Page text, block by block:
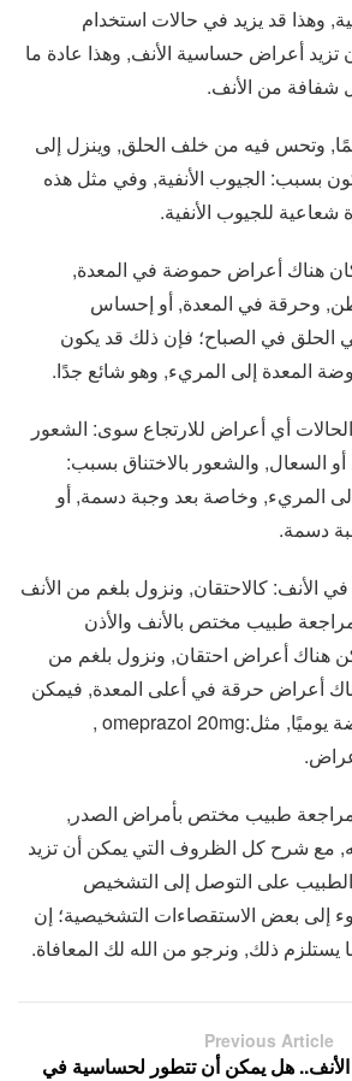
وهذا قد يزيد في حالات استخدام
أعراض حساسية الأنف, وهذا عادة ما
شفافة من الأنف.
وتحس فيه من خلف الحلق, وينزل إلى
بسبب: الجيوب الأنفية, وفي مثل هذه
شعاعية للجيوب الأنفية.
هناك أعراض حموضة في المعدة,
وحرقة في المعدة, أو إحساس
الحلق في الصباح؛ فإن ذلك قد يكون
المعدة إلى المريء, وهو شائع جدًا.
أي أعراض للارتجاع سوى: الشعور
السعال, والشعور بالاختناق بسبب:
المريء, وخاصة بعد وجبة دسمة, أو
دسمة.
الأنف: كالاحتقان, ونزول بلغم من الأنف
طبيب مختص بالأنف والأذن
هناك أعراض احتقان, ونزول بلغم من
أعراض حرقة في أعلى المعدة, فيمكن
تناول مضادات للحموضة يوميًا, مثل:omeprazol 20mg ,
طبيب مختص بأمراض الصدر,
مع شرح كل الظروف التي يمكن أن تزيد
على التوصل إلى التشخيص
إلى بعض الاستقصاءات التشخيصية؛ إن
ذلك, ونرجو من الله لك المعافاة.
Previous Article
هل يمكن أن تتطور لحساسية في